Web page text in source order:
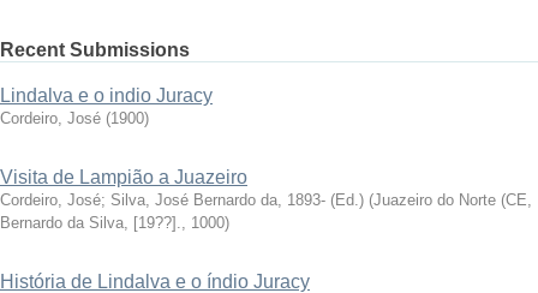
Recent Submissions
Lindalva e o indio Juracy
Cordeiro, José (1900)
Visita de Lampião a Juazeiro
Cordeiro, José; Silva, José Bernardo da, 1893- (Ed.) (Juazeiro do Norte
Bernardo da Silva, [19??]., 1000)
História de Lindalva e o índio Juracy